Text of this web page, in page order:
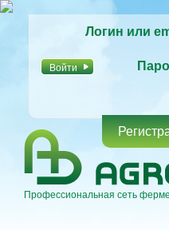
Логин или
Профессиональная сеть